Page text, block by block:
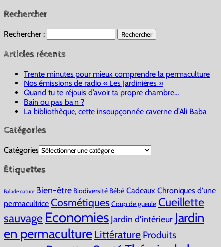
Rechercher
Rechercher :
Articles récents
Trente minutes pour mieux comprendre la permaculture
Nos émissions de radio « Les Jardinières »
Quand tu te réjouis d’avoir ta propre chambre…
Bain ou pas bain ?
La bibliothèque, cette insoupçonnée caverne d’Ali Baba
Catégories
Catégories
Étiquettes
Balade nature Bien-être Biodiversité Bébé Cadeaux Chroniques d'une
permacultrice Cosmétiques Coup de gueule Cueillette
sauvage Economies Jardin d'intérieur Jardin
en permacultureLittérature Produits